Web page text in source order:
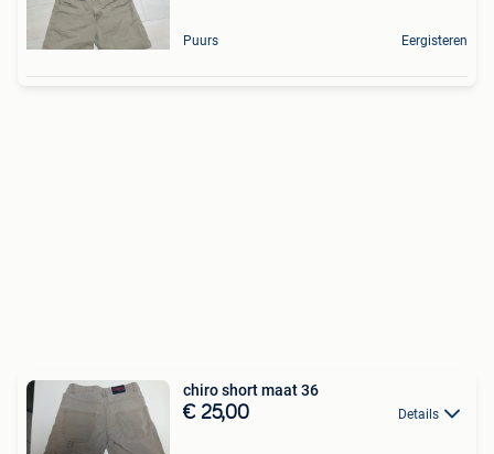
Puurs Eergisteren
chiro short maat 36
€ 25,00 Details